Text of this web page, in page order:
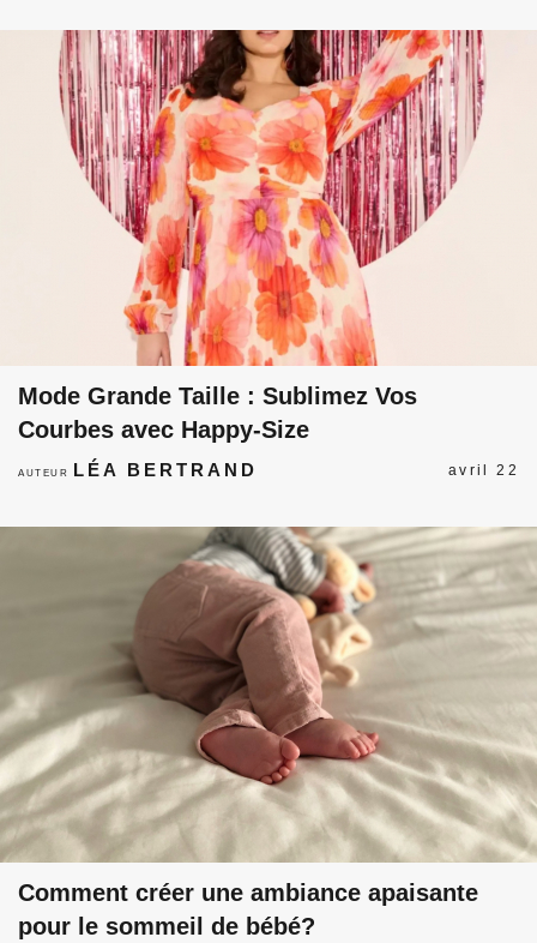
Mode Grande Taille : Sublimez Vos
Courbes avec Happy-Size
AUTEUR LÉA BERTRAND avril 22
Comment créer une ambiance apaisante
pour le sommeil de bébé?